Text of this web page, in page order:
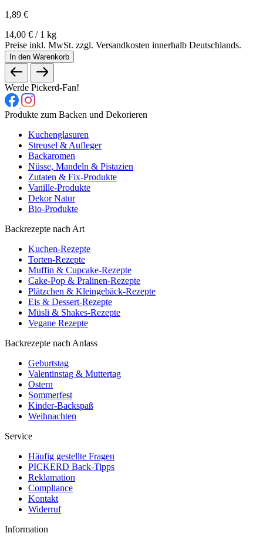
1,89 €
14,00 € / 1 kg
Preise inkl. MwSt. zzgl. Versandkosten innerhalb Deutschlands.
In den Warenkorb
Werde Pickerd-Fan!
Produkte zum Backen und Dekorieren
Kuchenglasuren
Streusel & Aufleger
Backaromen
Nüsse, Mandeln & Pistazien
Zutaten & Fix-Produkte
Vanille-Produkte
Dekor Natur
Bio-Produkte
Backrezepte nach Art
Kuchen-Rezepte
Torten-Rezepte
Muffin & Cupcake-Rezepte
Cake-Pop & Pralinen-Rezepte
Plätzchen & Kleingebäck-Rezepte
Eis & Dessert-Rezepte
Müsli & Shakes-Rezepte
Vegane Rezepte
Backrezepte nach Anlass
Geburtstag
Valentinstag & Muttertag
Ostern
Sommerfest
Kinder-Backspaß
Weihnachten
Service
Häufig gestellte Fragen
PICKERD Back-Tipps
Reklamation
Compliance
Kontakt
Widerruf
Information